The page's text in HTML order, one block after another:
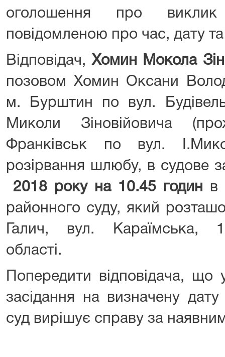
оголошення про
повідомленою про час, дату
Відповідач,Хомин Мокола
позовом Хомин Оксани
м. Бурштин по вул.
Миколи Зіновійовича
Франківськ по вул.
розірвання шлюбу, в судове
2018 року на 10.45
годин в
районного суду, який
Галич, вул. Караїмська,
області.
Попередити відповідача,
засідання на визначену
суд вирішує справу за